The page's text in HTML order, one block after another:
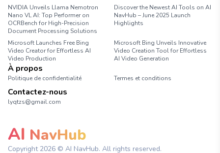
NVIDIA Unveils Llama Nemotron
Nano VL AI: Top Performer on
OCRBench for High-Precision
Document Processing Solutions
Discover the Newest AI Tools on AI
NavHub – June 2025 Launch
Highlights
Microsoft Launches Free Bing
Video Creator for Effortless AI
Video Production
Microsoft Bing Unveils Innovative
Video Creation Tool for Effortless
AI Video Generation
À propos
Politique de confidentialité Termes et conditions
Contactez-nous
lyqtzs@gmail.com
AI NavHub
Copyright 2026 © AI NavHub. All rights reserved.